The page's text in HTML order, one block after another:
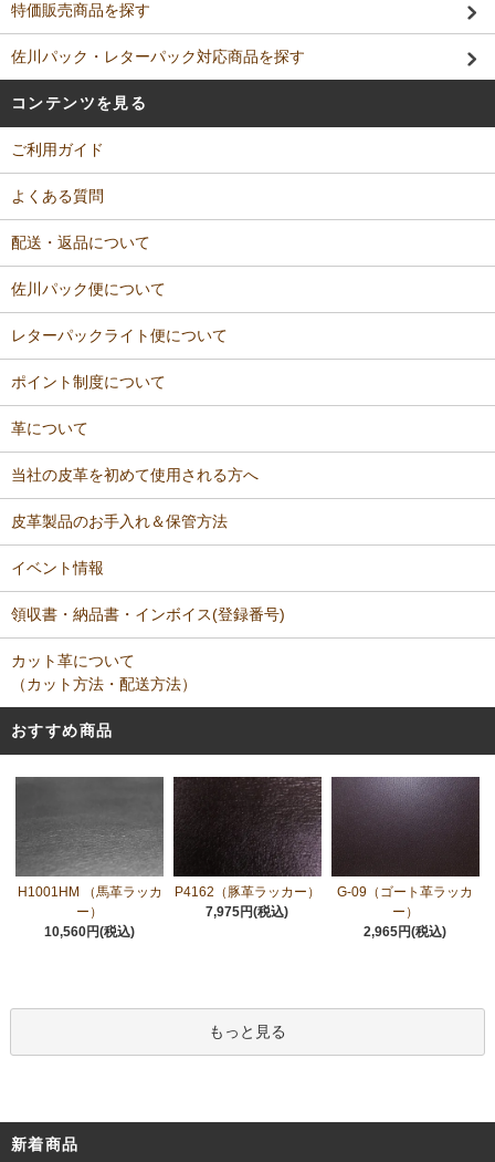
特価販売商品を探す
佐川パック・レターパック対応商品を探す
コンテンツを見る
ご利用ガイド
よくある質問
配送・返品について
佐川パック便について
レターパックライト便について
ポイント制度について
革について
当社の皮革を初めて使用される方へ
皮革製品のお手入れ＆保管方法
イベント情報
領収書・納品書・インボイス(登録番号)
カット革について
（カット方法・配送方法）
おすすめ商品
H1001HM （馬革ラッカ
ー）
10,560円(税込)
P4162（豚革ラッカー）
7,975円(税込)
G-09（ゴート革ラッカ
ー）
2,965円(税込)
もっと見る
新着商品